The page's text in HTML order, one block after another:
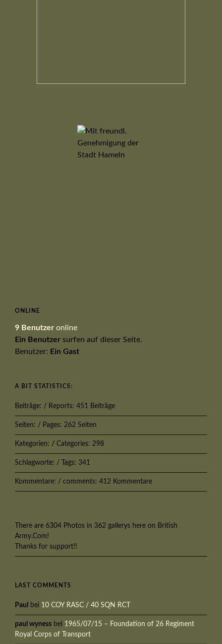
ONLINE
9 Benutzer online
Ein Benutzer surfen auf dieser Seite.
Benutzer: Ein Gast
A BIT STATISTICS:
Beiträge: / Reports: 451 Beiträge
Seiten: / Pages: 262 Seiten
Kategorien: / Categories: 298
Schlagworte: / Tags: 341
Kommentare: / comments: 412 Kommentare
There are 6304 Photos in 362 gallerys here on British
Army.Com!
Thanks for support!!
LAST COMMENTS
Paul bei 10 COY RASC / 40 SQN RCT
paul wyness bei 1965/07/15 – Foundation of 26 Regiment
Royal Corps of Transport